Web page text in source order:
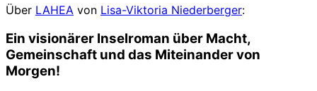
Über LAHEA von Lisa-Viktoria Niederberger:
Ein visionärer Inselroman über Macht,
Gemeinschaft und das Miteinander von
Morgen!